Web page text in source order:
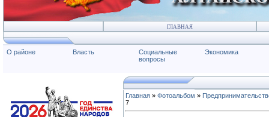
ГЛАВНАЯ
О районе Власть
Социальные
вопросы
Экономика
Главная » Фотоальбом »
7